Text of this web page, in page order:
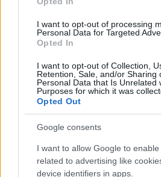
I want to opt-out of processing
Personal Data for Targeted
Opted In
I want to opt-out of Collection,
Retention, Sale, and/or Sharing
Personal Data that Is Unrelated
Purposes for which it was
Opted Out
Google consents
I want to allow Google to
related to advertising like
device identifiers in apps.
Aguacate en la cocina: 10
Lucía Fernández · 4 Ago 2026
RECETAS